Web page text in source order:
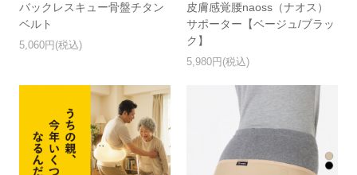
バックレスキュー骨盤チタン
ベルト
5,060円(税込)
皮膚感覚腰naoss（ナオス）
サポーター【ベージュ/ブラッ
ク】
5,980円(税込)